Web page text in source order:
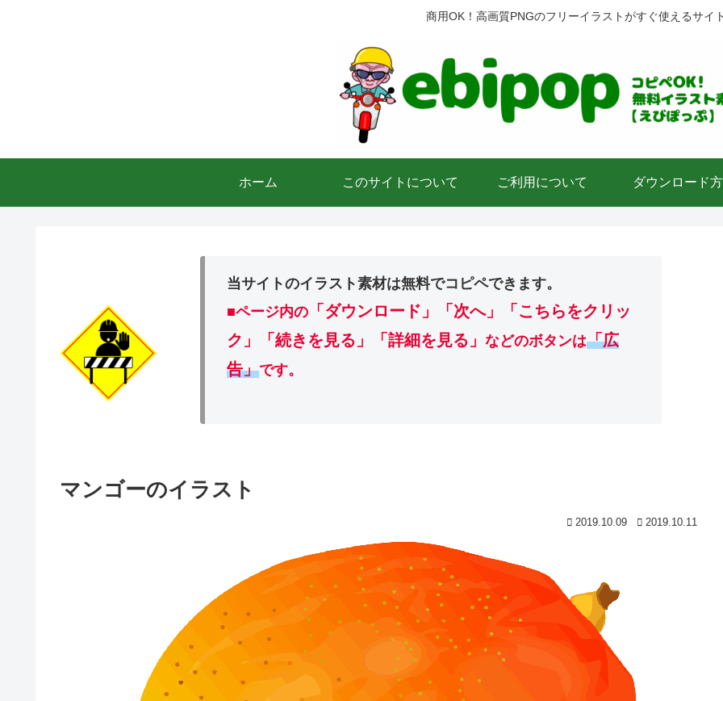
商用OK！高画質PNGのフリーイラストがすぐ使えるサイ
ホーム このサイトについて ご利用について ダウンロード
当サイトのイラスト素材は無料でコピペできます。
■ページ内の 「ダウンロード」
「次へ」「こちらをクリッ
ク」「続きを見る」「詳細を見る」などのボタンは「広
告」です。
マンゴーのイラスト
2019.10.09 2019.10.11